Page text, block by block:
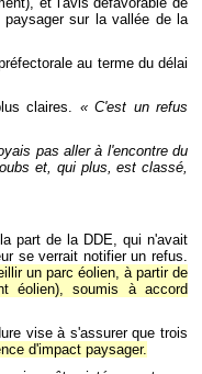
sur la vallée de la
au terme du délai
claires. « C'est un refus
pas aller à l'encontre du
et, qui plus, est classé,
part de la DDE, qui n'avait
se verrait notifier un refus.
un parc éolien, à partir de
éolien), soumis à accord
vise à s'assurer que trois
d'impact paysager.